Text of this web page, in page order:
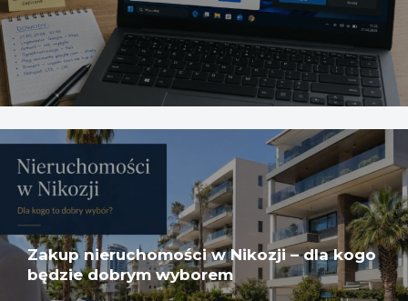
Zakup nieruchomości w Nikozji – dla kogo
będzie dobrym wyborem